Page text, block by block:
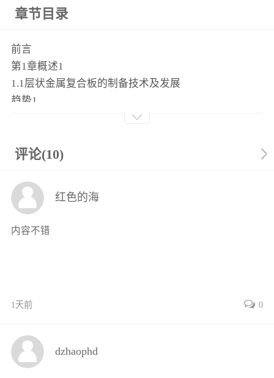
章节目录
前言
第1章概述1
1.1层状金属复合板的制备技术及发展
趋势1
1.1.1层状金属复合材料的发展历程1
1.1.3镁基层状复合板的研究现状6
1.2.1层状金属复合板设计的关键7
1.2.2层状金属复合板界面的连接
1.2.3层状金属复合板界面连接行为的
1.3层状金属复合板发展的创新思路11
设计12
1.3.2基于复合板连接界面的结构
评论(10)
红色的海
内容不错
1天前 0
dzhaophd